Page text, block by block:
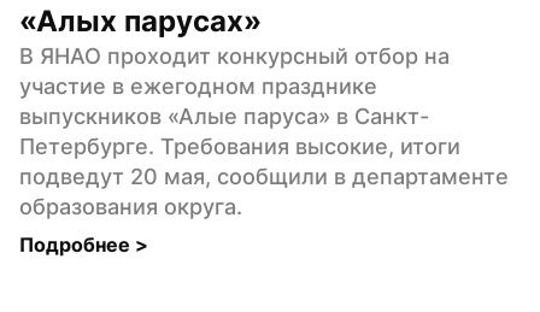
«Алых парусах»
В ЯНАО проходит конкурсный отбор на
участие в ежегодном празднике
выпускников «Алые паруса» в Санкт-
Петербурге. Требования высокие, итоги
подведут 20 мая, сообщили в департаменте
образования округа.
Подробнее >